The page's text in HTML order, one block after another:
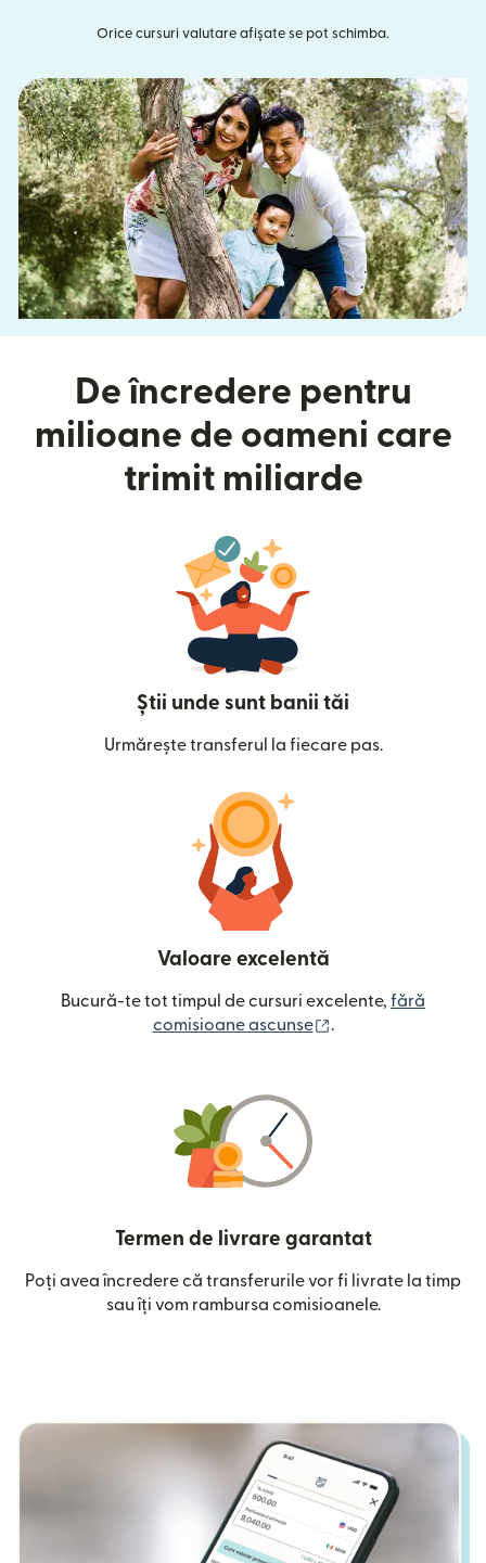
Orice cursuri valutare afișate se pot schimba.
De încredere pentru
milioane de oameni care
trimit miliarde
Știi unde sunt banii tăi
Urmărește transferul la fiecare pas.
Valoare excelentă
Bucură-te tot timpul de cursuri excelente, fără
comisioane ascunse
.
Termen de livrare garantat
Poți avea încredere că transferurile vor fi livrate la timp
sau îți vom rambursa comisioanele.